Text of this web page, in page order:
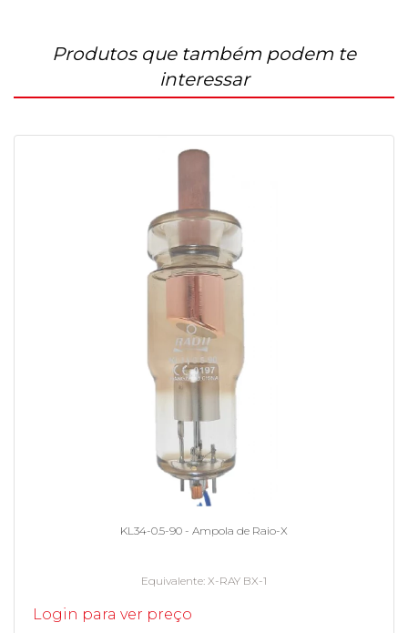
Produtos que também podem te
interessar
KL34-0.5-90 - Ampola de Raio-X
Equivalente X-RAY BX-1
Login para ver preço